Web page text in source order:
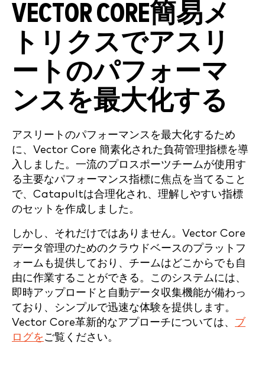
VECTOR CORE簡易メ
トリクスでアスリ
ートのパフォーマ
ンスを最大化する
アスリートのパフォーマンスを最大化するため
に、Vector Core 簡素化された負荷管理指標を導
入しました。一流のプロスポーツチームが使用す
る主要なパフォーマンス指標に焦点を当てること
で、Catapultは合理化され、理解しやすい指標
のセットを作成しました。
しかし、それだけではありません。Vector Core
データ管理のためのクラウドベースのプラットフ
ォームも提供しており、チームはどこからでも自
由に作業することができる。このシステムには、
即時アップロードと自動データ収集機能が備わっ
ており、シンプルで迅速な体験を提供します。
Vector Core革新的なアプローチについては、 ブ
ログを ご覧ください。